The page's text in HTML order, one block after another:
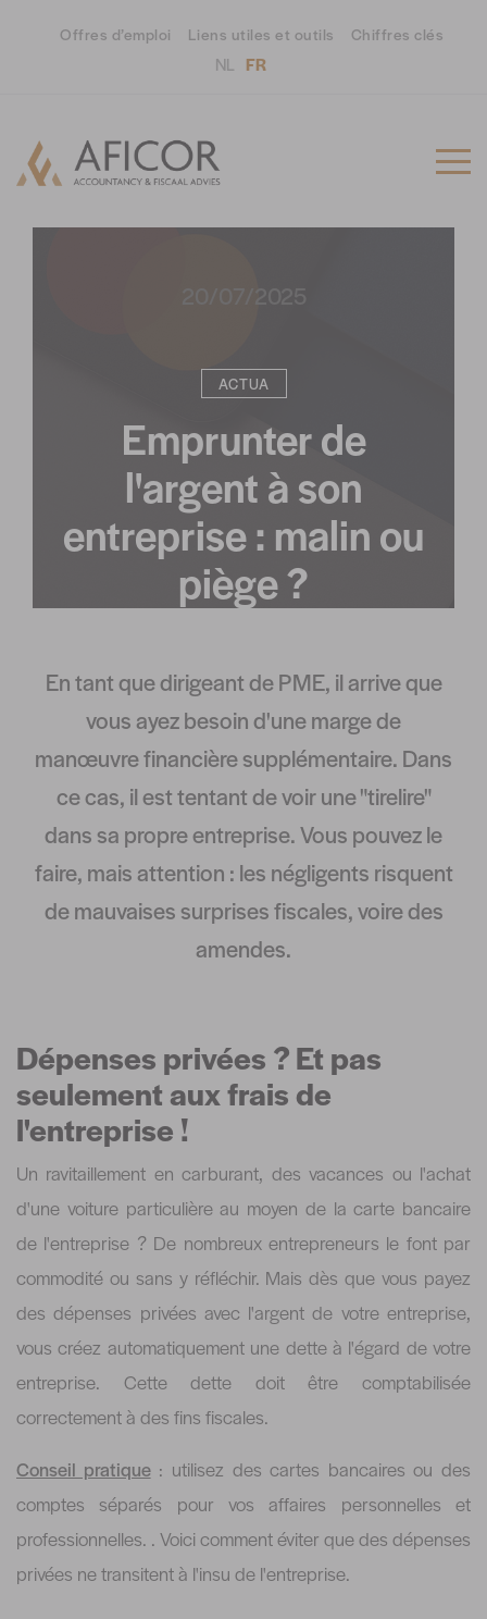
Offres d’emploi Liens utiles et outils Chiffres clés
NL FR
ACTUA
Emprunter de
l'argent à son
entreprise : malin ou
piège ?
En tant que dirigeant de PME, il arrive que
vous ayez besoin d'une marge de
manœuvre financière supplémentaire. Dans
ce cas, il est tentant de voir une "tirelire"
dans sa propre entreprise. Vous pouvez le
faire, mais attention : les négligents risquent
de mauvaises surprises fiscales, voire des
amendes.
Dépenses privées ? Et pas
seulement aux frais de
l'entreprise !
Un ravitaillement en carburant, des vacances ou l'achat
d'une voiture particulière au moyen de la carte bancaire
de l'entreprise ? De nombreux entrepreneurs le font par
commodité ou sans y réfléchir. Mais dès que vous payez
des dépenses privées avec l'argent de votre entreprise,
vous créez automatiquement une dette à l'égard de votre
entreprise. Cette dette doit être comptabilisée
correctement à des fins fiscales.
Conseil pratique: utilisez des cartes bancaires ou des
comptes séparés pour vos affaires personnelles et
professionnelles. . Voici comment éviter que des dépenses
privées ne transitent à l'insu de l'entreprise.